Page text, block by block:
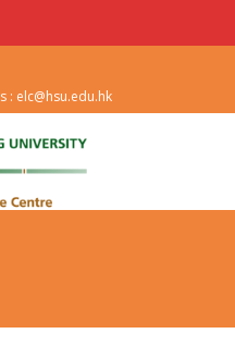
: elc@hsu.edu.hk